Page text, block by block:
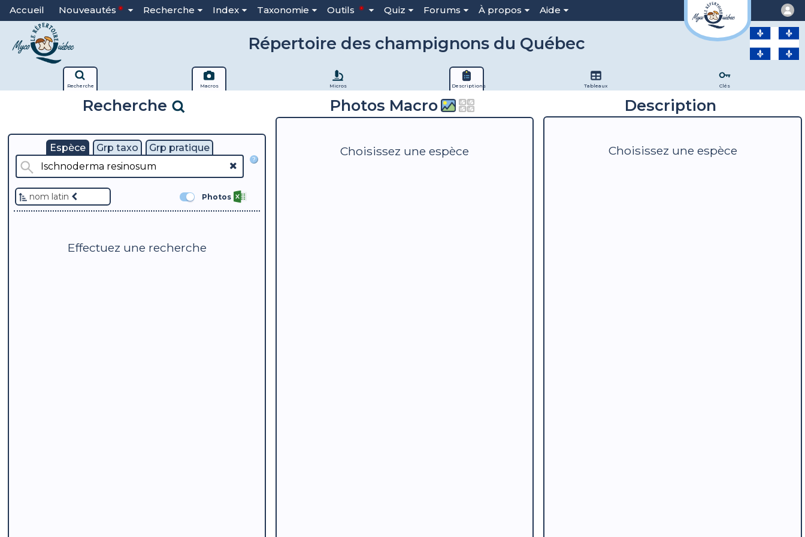
Accueil Nouveautés Recherche Index Taxonomie Outils Quiz Forums À propos Aide
Répertoire des champignons du Québec
Recherche Macros Micros Descriptions Tableaux Clés
Recherche
Espèce Grp taxo Grp pratique
?
nom latin Photos
Effectuez une recherche
Photos Macro
Choisissez une espèce
Description
Choisissez une espèce